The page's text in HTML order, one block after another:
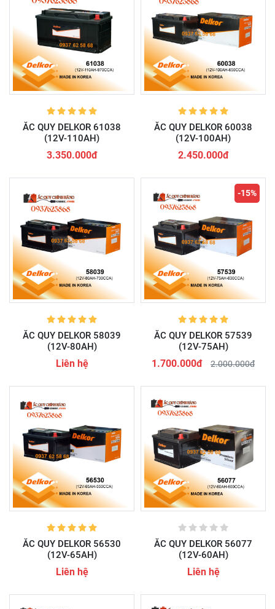
ẮC QUY DELKOR 61038
(12V-110AH)
3.350.000đ
ẮC QUY DELKOR 60038
(12V-100AH)
2.450.000đ
ẮC QUY DELKOR 58039
(12V-80AH)
Liên hệ
ẮC QUY DELKOR 57539
(12V-75AH)
1.700.000đ 2.000.000đ
-15%
ẮC QUY DELKOR 56530
(12V-65AH)
Liên hệ
ẮC QUY DELKOR 56077
(12V-60AH)
Liên hệ